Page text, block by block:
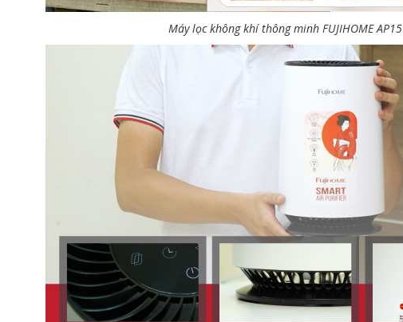
Máy lọc không khí thông minh FUJIHOME AP15